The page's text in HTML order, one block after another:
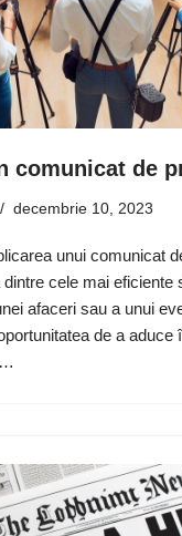
comunicat de
decembrie 10, 2023
unui comunicat
cele mai eficiente
afaceri sau a unui
de a aduce